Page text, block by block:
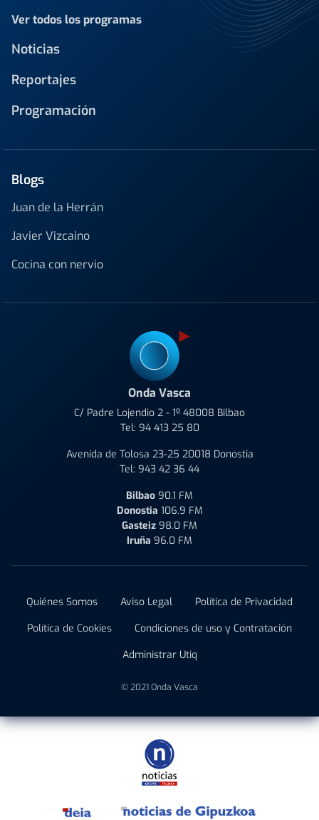
Ver todos los programas
Noticias
Reportajes
Programación
Blogs
Juan de la Herrán
Javier Vizcaino
Cocina con nervio
Onda Vasca
C/ Padre Lojendio 2 - 1º 48008 Bilbao
Tel: 94 413 25 80
Avenida de Tolosa 23-25 20018 Donostia
Tel: 943 42 36 44
Bilbao 90.1 FM
Donostia 106.9 FM
Gasteiz 98.0 FM
Iruña 96.0 FM
Quiénes Somos Aviso Legal
Política de Privacidad
Política de Cookies
Condiciones de uso y Contratación
Administrar Utiq
© 2021 Onda Vasca